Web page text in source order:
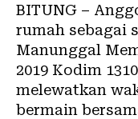
BITUNG –
rumah sebagai
Manunggal
2019 Kodim
melewatkan
bermain